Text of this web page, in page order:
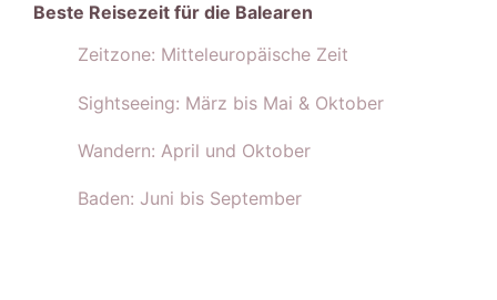
Beste Reisezeit für die Balearen
Zeitzone: Mitteleuropäische Zeit
Sightseeing: März bis Mai & Oktober
Wandern: April und Oktober
Baden: Juni bis September